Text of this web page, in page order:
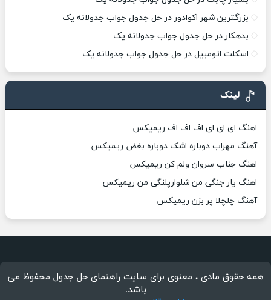
بزرگترین شهر اکوادور در حل جدول جواب جدولانه یک
بدهکار در حل جدول جواب جدولانه یک
اسکلت اتومبیل در حل جدول جواب جدولانه یک
لینک
اهنگ ای ای ای اف اف اف ریمیکس
آهنگ مهراب دوباره اشک دوباره بغض ریمیکس
اهنگ جناب سروان ولم کن ریمیکس
اهنگ یار جنگی من شلوارپلنگی من ریمیکس
آهنگ چلچلا پر بزن ریمیکس
همه حقوق مادی ، معنوی برای سایت راهنمای حل جدول محفوظ می
باشد.